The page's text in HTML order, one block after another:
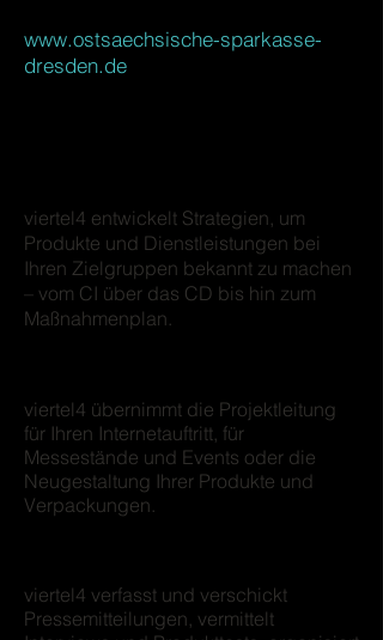
www.ostsaechsische-sparkasse-
dresden.de
viertel4 entwickelt Strategien, um
Produkte und Dienstleistungen bei
Ihren Zielgruppen bekannt zu machen
– vom CI über das CD bis hin zum
Maßnahmenplan.
viertel4 übernimmt die Projektleitung
für Ihren Internetauftritt, für
Messestände und Events oder die
Neugestaltung Ihrer Produkte und
Verpackungen.
viertel4 verfasst und verschickt
Pressemitteilungen, vermittelt